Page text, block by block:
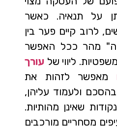
על תנאיה. כאשר
לרוב קיים פער בין
מהר ככל האפשר
ליווי של עורך
מאפשר לזהות את
ולעמוד עליהן,
שאינן מהותיות.
מסחריים מורכבים